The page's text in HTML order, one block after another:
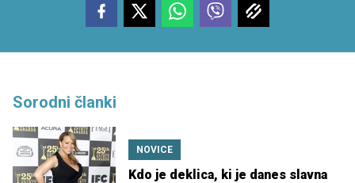
Sorodni članki
NOVICE
Kdo je deklica, ki je danes slavna